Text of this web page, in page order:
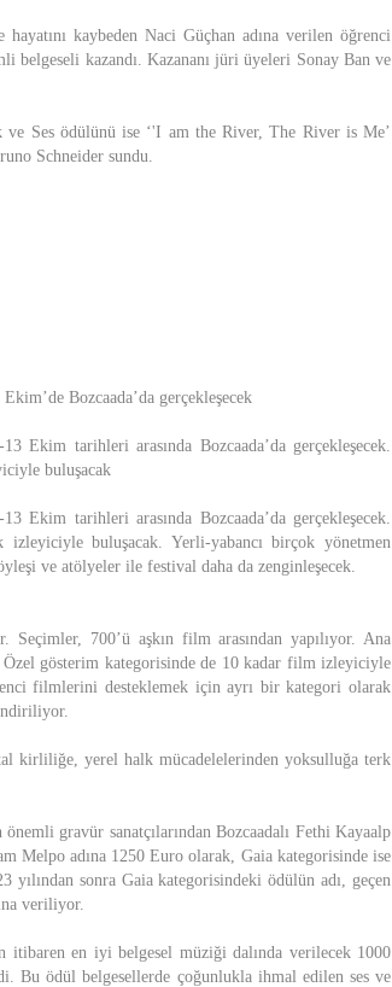
kaybeden Naci Güçhan adına verilen öğrenci
belgeseli kazandı. Kazananı jüri üyeleri Sonay Ban ve
Ses ödülünü ise ‘'I am the River, The River is Me’
Schneider sundu.
Bozcaada’da gerçekleşecek
Ekim tarihleri arasında Bozcaada’da gerçekleşecek.
buluşacak
Ekim tarihleri arasında Bozcaada’da gerçekleşecek.
buluşacak. Yerli-yabancı birçok yönetmen
ve atölyeler ile festival daha da zenginleşecek.
700’ü aşkın film arasından yapılıyor. Ana
Özel gösterim kategorisinde de 10 kadar film izleyiciyle
filmlerini desteklemek için ayrı bir kategori olarak
kirliliğe, yerel halk mücadelelerinden yoksulluğa terk
gravür sanatçılarından Bozcaadalı Fethi Kayaalp
Melpo adına 1250 Euro olarak, Gaia kategorisinde ise
sonra Gaia kategorisindeki ödülün adı, geçen
veriliyor.
itibaren en iyi belgesel müziği dalında verilecek 1000
Bu ödül belgesellerde çoğunlukla ihmal edilen ses ve